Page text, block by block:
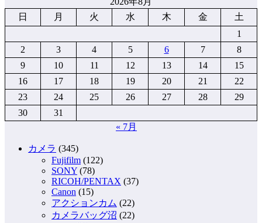
日
月 火 水 木 金
土
1
2
3 4 5 6 7
8
9
10 11 12 13 14
15
16
17 18 19 20 21
22
23
24 25 26 27 28
29
30
31
« 7月
カメラ (345)
Fujifilm (122)
SONY (78)
RICOH/PENTAX (37)
Canon (15)
アクションカム (22)
カメラバッグ沼 (22)